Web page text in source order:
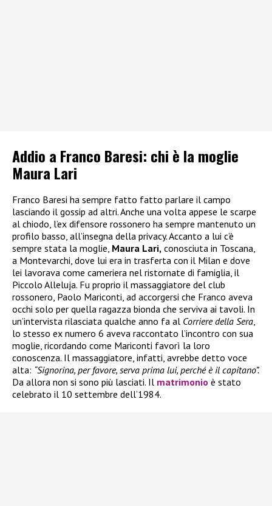
Addio a Franco Baresi: chi è la moglie
Maura Lari
Franco Baresi ha sempre fatto fatto parlare il campo
lasciando il gossip ad altri. Anche una volta appese le scarpe
al chiodo, l’ex difensore rossonero ha sempre mantenuto un
profilo basso, all’insegna della privacy. Accanto a lui c’è
sempre stata la moglie, Maura Lari, conosciuta in Toscana,
a Montevarchi, dove lui era in trasferta con il Milan e dove
lei lavorava come cameriera nel ristornate di famiglia, il
Piccolo Alleluja. Fu proprio il massaggiatore del club
rossonero, Paolo Mariconti, ad accorgersi che Franco aveva
occhi solo per quella ragazza bionda che serviva ai tavoli. In
un’intervista rilasciata qualche anno fa al Corriere della Sera
lo stesso ex numero 6 aveva raccontato l’incontro con sua
moglie, ricordando come Mariconti favorì la loro
conoscenza. Il massaggiatore, infatti, avrebbe detto voce
alta: “Signorina, per favore, serva prima lui, perché è il capitano”.
Da allora non si sono più lasciati. Il matrimonio è stato
celebrato il 10 settembre dell’1984.